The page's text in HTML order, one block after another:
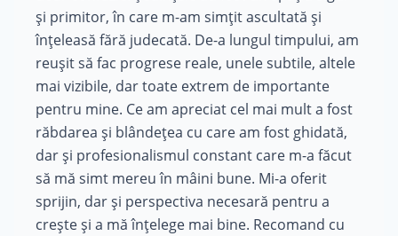
și primitor, în care m-am simțit ascultată și
înțeleasă fără judecată. De-a lungul timpului, am
reușit să fac progrese reale, unele subtile, altele
mai vizibile, dar toate extrem de importante
pentru mine. Ce am apreciat cel mai mult a fost
răbdarea și blândețea cu care am fost ghidată,
dar și profesionalismul constant care m-a făcut
să mă simt mereu în mâini bune. Mi-a oferit
sprijin, dar și perspectiva necesară pentru a
crește și a mă înțelege mai bine. Recomand cu